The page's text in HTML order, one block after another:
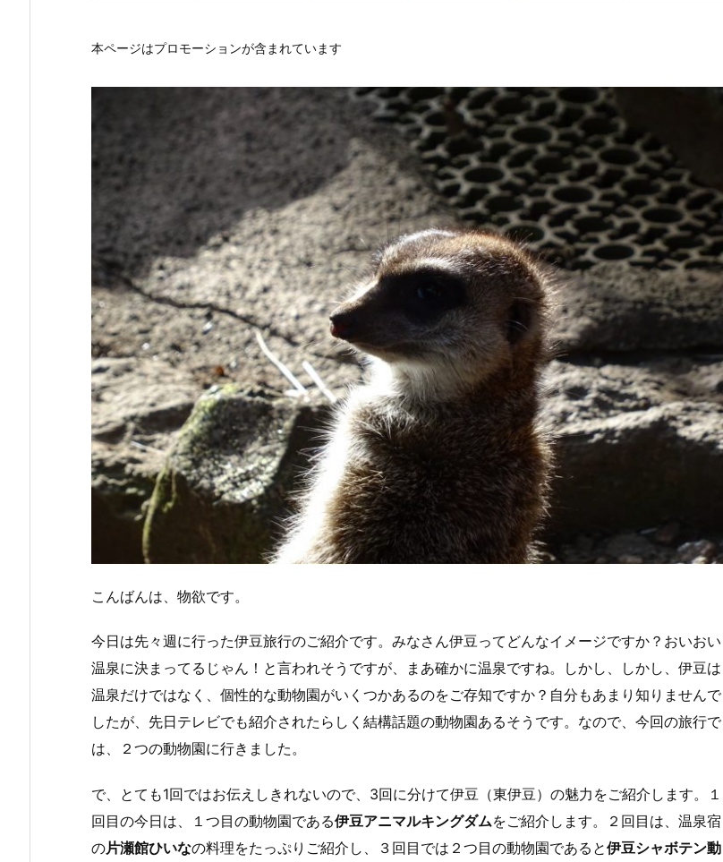
本ページはプロモーションが含まれています
こんばんは、物欲です。
今日は先々週に行った伊豆旅行のご紹介です。みなさん伊豆ってどんなイメージですか？おいおい
温泉に決まってるじゃん！と言われそうですが、まあ確かに温泉ですね。しかし、しかし、伊豆は
温泉だけではなく、個性的な動物園がいくつかあるのをご存知ですか？自分もあまり知りませんで
したが、先日テレビでも紹介されたらしく結構話題の動物園あるそうです。なので、今回の旅行で
は、２つの動物園に行きました。
で、とても1回ではお伝えしきれないので、3回に分けて伊豆（東伊豆）の魅力をご紹介します。１
回目の今日は、１つ目の動物園である伊豆アニマルキングダムをご紹介します。２回目は、温泉宿
の片瀬館ひいなの料理をたっぷりご紹介し、３回目では２つ目の動物園であると伊豆シャボテン動